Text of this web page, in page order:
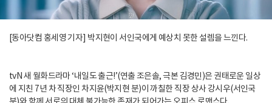
[동아닷컴 홍세영 기자] 박지현이 서인국에게 예상치 못한 설렘을 느낀다.
tvN 새 월화드라마 ‘내일도 출근!’(연출 조은솔, 극본 김경민)은 권태로운 일상
에 지친 7년 차 직장인 차지윤(박지현 분)이 까칠한 직장 상사 강시우(서인국